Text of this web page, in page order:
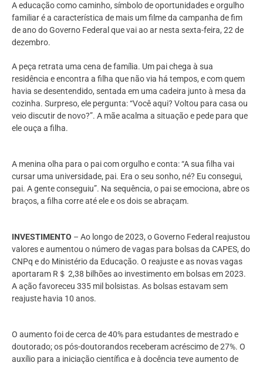
A educação como caminho, símbolo de oportunidades e orgulho
familiar é a característica de mais um filme da campanha de fim
de ano do Governo Federal que vai ao ar nesta sexta-feira, 22 de
dezembro.
A peça retrata uma cena de família. Um pai chega à sua
residência e encontra a filha que não via há tempos, e com quem
havia se desentendido, sentada em uma cadeira junto à mesa da
cozinha. Surpreso, ele pergunta: “Você aqui? Voltou para casa ou
veio discutir de novo?”. A mãe acalma a situação e pede para que
ele ouça a filha.
A menina olha para o pai com orgulho e conta: “A sua filha vai
cursar uma universidade, pai. Era o seu sonho, né? Eu consegui,
pai. A gente conseguiu”. Na sequência, o pai se emociona, abre os
braços, a filha corre até ele e os dois se abraçam.
INVESTIMENTO – Ao longo de 2023, o Governo Federal reajustou
valores e aumentou o número de vagas para bolsas da CAPES, do
CNPq e do Ministério da Educação. O reajuste e as novas vagas
aportaram R＄ 2,38 bilhões ao investimento em bolsas em 2023.
A ação favoreceu 335 mil bolsistas. As bolsas estavam sem
reajuste havia 10 anos.
O aumento foi de cerca de 40% para estudantes de mestrado e
doutorado; os pós-doutorandos receberam acréscimo de 27%. O
auxílio para a iniciação científica e à docência teve aumento de